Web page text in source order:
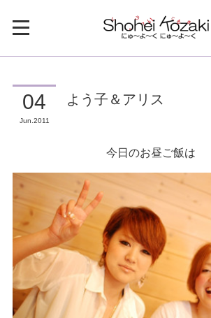
04
Jun 2011
よう子＆アリス
今日のお昼ご飯は